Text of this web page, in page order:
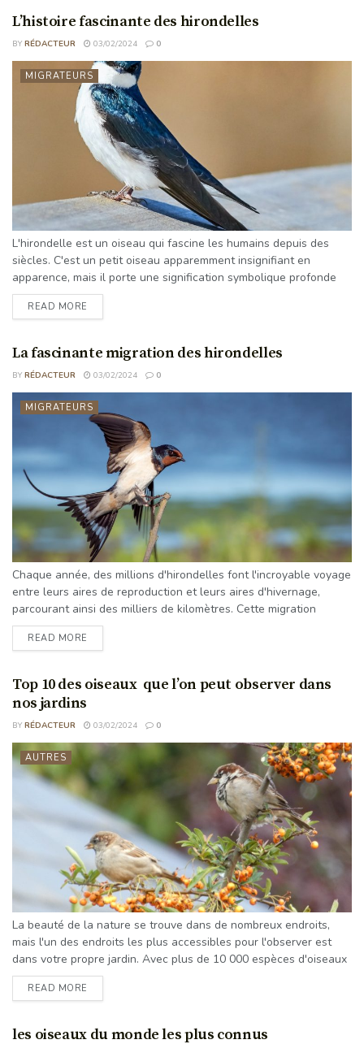
précieuses sur ...
L’histoire fascinante des hirondelles
BY RÉDACTEUR 03/02/2024 0
MIGRATEURS
L'hirondelle est un oiseau qui fascine les humains depuis des
siècles. C'est un petit oiseau apparemment insignifiant en
apparence, mais il porte une signification symbolique profonde
dans différentes cultures et traditions du monde entier. De la
mythologie ancienne à la culture populaire moderne, l'hirondelle
tatouages. Mais qu'en est-il de ce petit oiseau qui a captivé notre
imagination ...
READ MORE
La fascinante migration des hirondelles
BY RÉDACTEUR 03/02/2024 0
MIGRATEURS
Chaque année, des millions d'hirondelles font l'incroyable voyage
entre leurs aires de reproduction et leurs aires d'hivernage,
parcourant ainsi des milliers de kilomètres. Cette migration
annuelle des hirondelles est l'un des grands phénomènes
naturels du monde, captivant l'imagination des scientifiques et
schémas de migration des hirondelles depuis des décennies,
mais il reste encore beaucoup à apprendre ...
READ MORE
Top 10 des oiseaux que l’on peut observer dans
nos jardins
BY RÉDACTEUR 03/02/2024 0
AUTRES
La beauté de la nature se trouve dans de nombreux endroits,
mais l'un des endroits les plus accessibles pour l'observer est
dans votre propre jardin. Avec plus de 10 000 espèces d'oiseaux
dans le monde, il peut être difficile de savoir par où commencer
lorsqu'il s'agit d'identifier et d'apprécier les oiseaux de jardin.
oiseaux de ...
READ MORE
les oiseaux du monde les plus connus